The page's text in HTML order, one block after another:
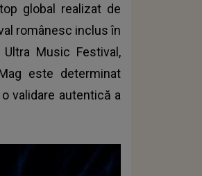
global realizat de
românesc inclus în
Music Festival,
este determinat
validare autentică a